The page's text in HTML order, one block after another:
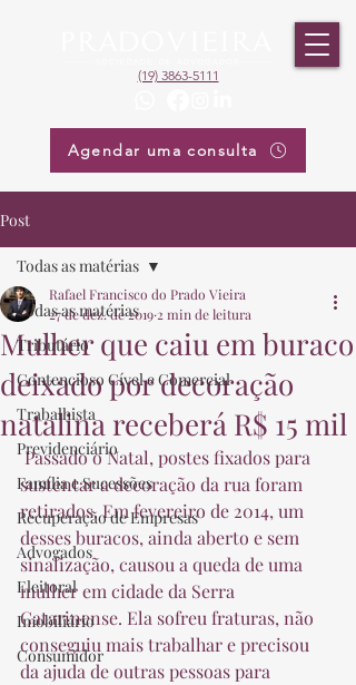
(19) 3863-5111
Agendar uma consulta
Post
Todas as matérias
Tributário
Contencioso Cível e Comercial
Trabalhista
Previdenciário
Família e Sucessões
Recuperação de Empresas
Advogados
Eleitoral
Imobiliário
Consumidor
Todas as matérias
Mulher que caiu em buraco
deixado por decoração
natalina receberá R$ 15 mil
Rafael Francisco do Prado Vieira
27 de dez. de 2019 2 min de leitura
Passado o Natal, postes fixados para
sustentar a decoração da rua foram
retirados. Em fevereiro de 2014, um
desses buracos, ainda aberto e sem
sinalização, causou a queda de uma
mulher em cidade da Serra
Catarinense. Ela sofreu fraturas, não
conseguiu mais trabalhar e precisou
da ajuda de outras pessoas para